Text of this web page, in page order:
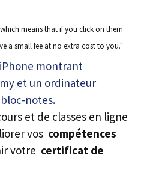
means that if you click on them
a small fee at no extra cost to you."
et de classes en ligne
vos compétences
votre certificat de